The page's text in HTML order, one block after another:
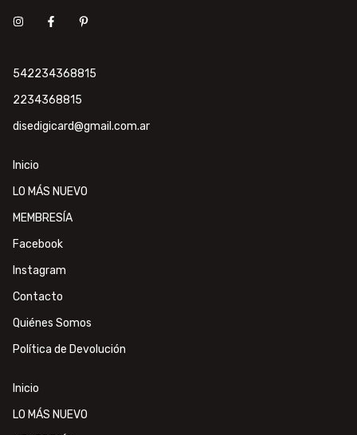
542234368815
2234368815
disedigicard@gmail.com.ar
Inicio
LO MÁS NUEVO
MEMBRESÍA
Facebook
Instagram
Contacto
Quiénes Somos
Política de Devolución
Inicio
LO MÁS NUEVO